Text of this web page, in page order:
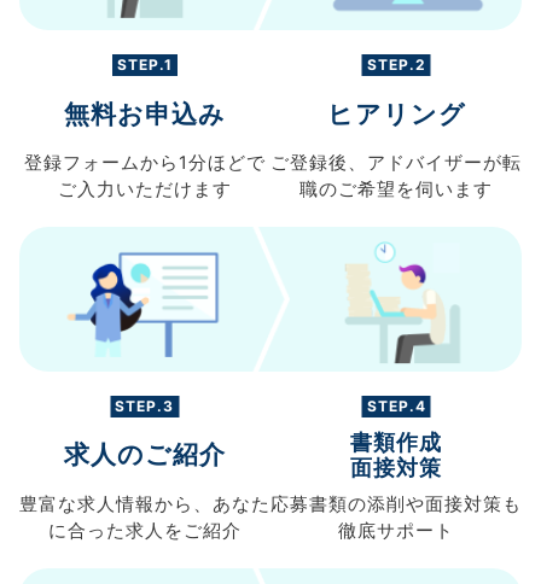
STEP.1
無料お申込み
登録フォームから 1分ほどで
ご入力 いただけます
STEP.2
ヒアリング
ご登録後、 アドバイザーが転
職のご希望を伺います
STEP.3
求人のご紹介
豊富な求人情報から、 あなた
に合った求人を ご紹介
STEP.4
書類作成
面接対策
応募書類の添削や面接対策も
徹底サポート